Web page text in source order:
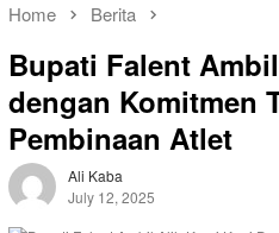
Home Berita
Bupati Falent
dengan Komitmen
Pembinaan Atlet
Ali Kaba
July 12, 2025